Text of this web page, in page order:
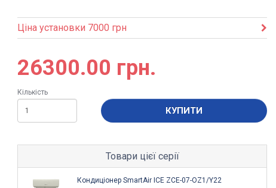
Ціна установки 7000 грн
26300.00 грн.
Кількість
КУПИТИ
Товари цієї серії
Кондиціонер SmartAir ICE ZCE-07-OZ1/Y22